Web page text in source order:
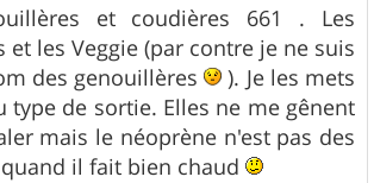
et coudières 661 . Les
et les Veggie (par contre je ne suis
des genouillères
). Je les mets
type de sortie. Elles ne me gênent
mais le néoprène n'est pas des
il fait bien chaud